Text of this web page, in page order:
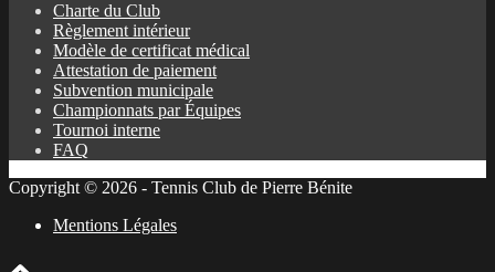
Charte du Club
Règlement intérieur
Modèle de certificat médical
Attestation de paiement
Subvention municipale
Championnats par Équipes
Tournoi interne
FAQ
Copyright © 2026 - Tennis Club de Pierre Bénite
Mentions Légales